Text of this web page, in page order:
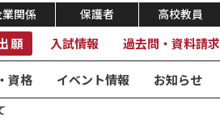
関係 保護者 高校教員
願 入試情報 過去問・資料請求
資格 イベント情報 お知らせ